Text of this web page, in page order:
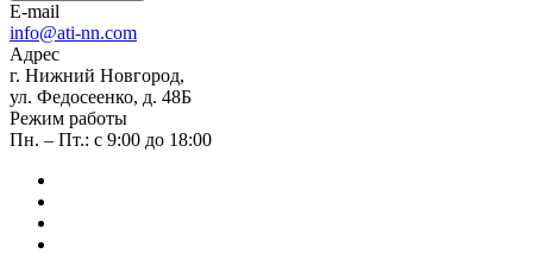
E-mail
info@ati-nn.com
Адрес
г. Нижний Новгород,
ул. Федосеенко, д. 48Б
Режим работы
Пн. – Пт.: с 9:00 до 18:00